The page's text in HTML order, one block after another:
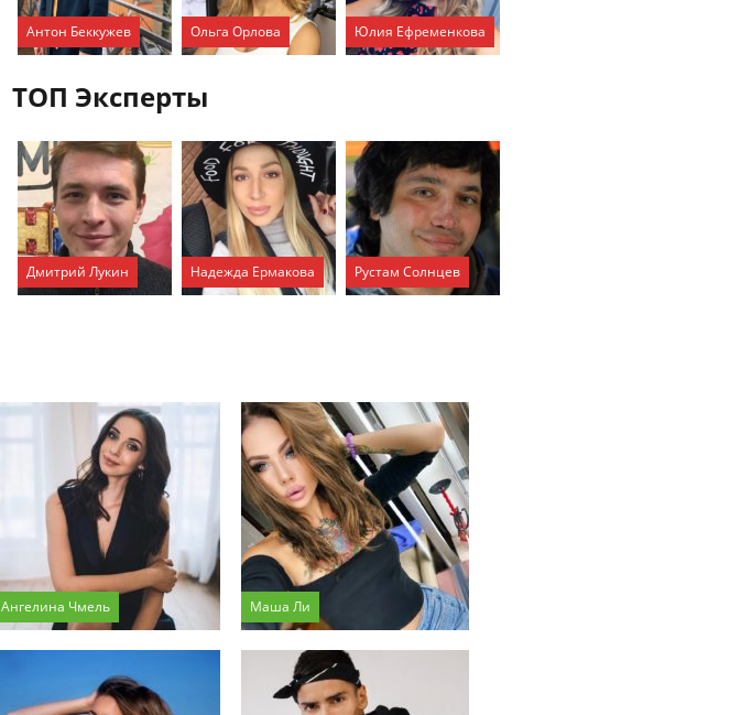
Антон Беккужев Ольга Орлова Юлия Ефременкова
ТОП Эксперты
Дмитрий Лукин Надежда Ермакова Рустам Солнцев
Ангелина Чмель Маша Ли